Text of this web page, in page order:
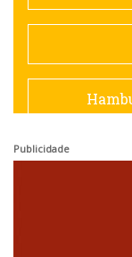
Publicidade